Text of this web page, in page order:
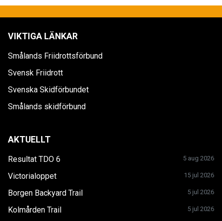
VIKTIGA LÄNKAR
Smålands Friidrottsförbund
Svensk Friidrott
Svenska Skidförbundet
Smålands skidförbund
AKTUELLT
Resultat TDO 6 5 aug 2026
Victorialoppet 15 jul 2026
Borgen Backyard Trail 5 jul 2026
Kolmården Trail 5 jul 2026